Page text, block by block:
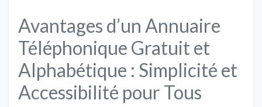
Avantages d’un Annuaire
Téléphonique Gratuit et
Alphabétique : Simplicité et
Accessibilité pour Tous